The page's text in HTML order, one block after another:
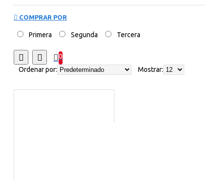
COMPRAR POR
Primera Segunda Tercera
0
Ordenar por:
Mostrar: